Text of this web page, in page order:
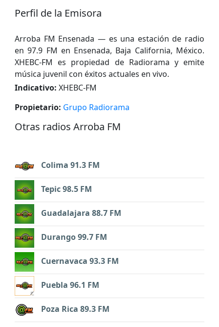
Perfil de la Emisora
Arroba FM Ensenada — es una estación de radio
en 97.9 FM en Ensenada, Baja California, México.
XHEBC-FM es propiedad de Radiorama y emite
música juvenil con éxitos actuales en vivo.
Indicativo: XHEBC-FM
Propietario: Grupo Radiorama
Otras radios Arroba FM
Colima 91.3 FM
Tepic 98.5 FM
Guadalajara 88.7 FM
Durango 99.7 FM
Cuernavaca 93.3 FM
Puebla 96.1 FM
Poza Rica 89.3 FM